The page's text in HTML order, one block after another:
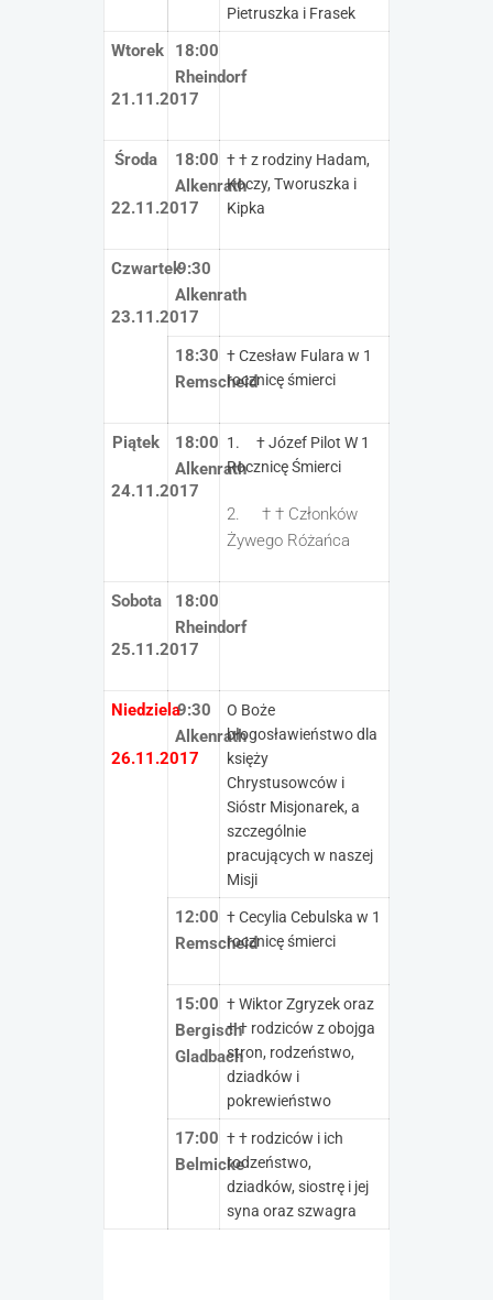
Pietruszka i Frasek
Wtorek
21.11.2017
18:00
Rheindorf
Środa
22.11.2017
18:00
Alkenrath
† † z rodziny Hadam,
Koczy, Tworuszka i
Kipka
Czwartek
23.11.2017
9:30
Alkenrath
18:30
Remscheid
† Czesław Fulara w 1
rocznicę śmierci
Piątek
24.11.2017
18:00
Alkenrath
1. † Józef Pilot W 1
Rocznicę Śmierci
2. † † Członków
Żywego Różańca
Sobota
25.11.2017
18:00
Rheindorf
Niedziela
26.11.2017
9:30
Alkenrath
O Boże
błogosławieństwo dla
księży
Chrystusowców i
Sióstr Misjonarek, a
szczególnie
pracujących w naszej
Misji
12:00
Remscheid
† Cecylia Cebulska w 1
rocznicę śmierci
15:00
Bergisch
Gladbach
† Wiktor Zgryzek oraz
† † rodziców z obojga
stron, rodzeństwo,
dziadków i
pokrewieństwo
17:00
Belmicke
† † rodziców i ich
rodzeństwo,
dziadków, siostrę i jej
syna oraz szwagra